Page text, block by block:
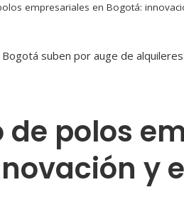
empresariales en Bogotá:
de polos
y